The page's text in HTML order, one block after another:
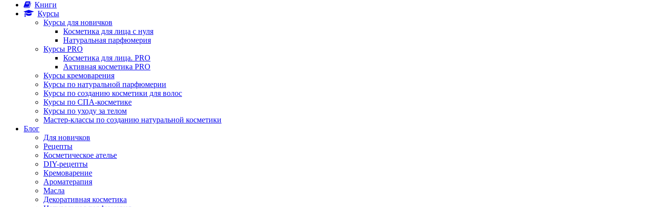
Книги
Курсы
Курсы для новичков
Косметика для лица с нуля
Натуральная парфюмерия
Курсы PRO
Косметика для лица. PRO
Активная косметика PRO
Курсы кремоварения
Курсы по натуральной парфюмерии
Курсы по созданию косметики для волос
Курсы по СПА-косметике
Курсы по уходу за телом
Мастер-классы по созданию натуральной косметики
Блог
Для новичков
Рецепты
Косметическое ателье
DIY-рецепты
Кремоварение
Ароматерапия
Масла
Декоративная косметика